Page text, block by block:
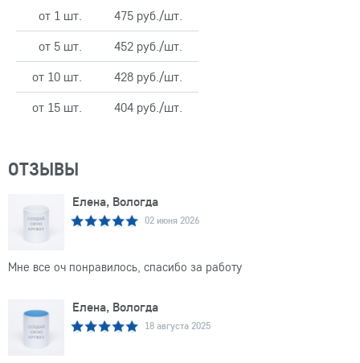
от 1 шт.
475 руб./шт.
от 5 шт.
452 руб./шт.
от 10 шт.
428 руб./шт.
от 15 шт.
404 руб./шт.
ОТЗЫВЫ
Елена, Вологда
02 июня 2026
Мне все оч понравилось, спасибо за работу
Елена, Вологда
18 августа 2025